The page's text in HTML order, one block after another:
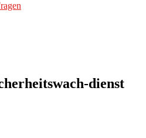
dienst